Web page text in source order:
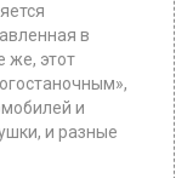
в
же, этот
и
и разные